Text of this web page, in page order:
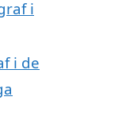
i
i de